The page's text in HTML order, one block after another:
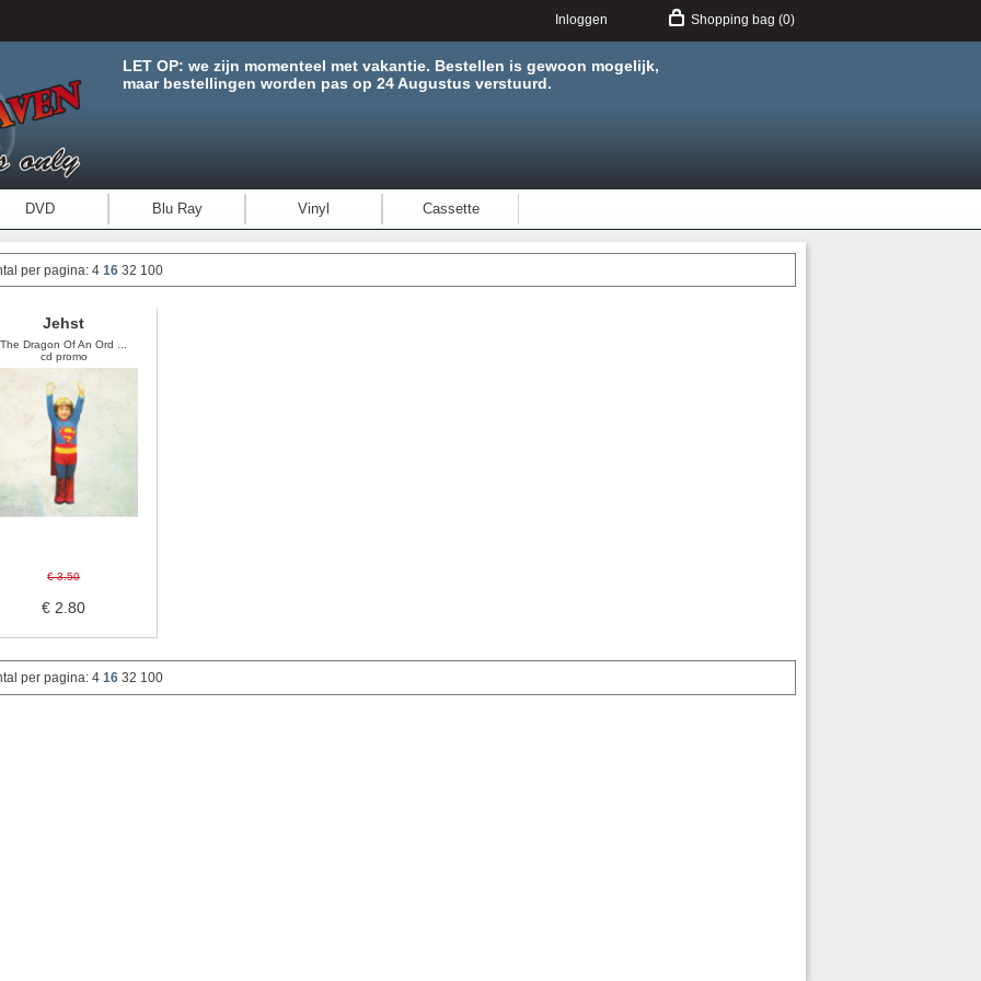
Shopping bag (0)
Inloggen
LET OP: we zijn momenteel met vakantie. Bestellen is gewoon mogelijk,
maar bestellingen worden pas op 24 Augustus verstuurd.
DVD Blu Ray Vinyl Cassette
per pagina:41632 100
Jehst
The Dragon Of An Ord ...
cd promo
€ 3.50
€ 2.80
per pagina:41632 100